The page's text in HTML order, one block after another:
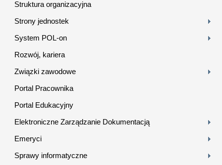
Struktura organizacyjna
Strony jednostek
System POL-on
Rozwój, kariera
Związki zawodowe
Portal Pracownika
Portal Edukacyjny
Elektroniczne Zarządzanie Dokumentacją
Emeryci
Sprawy informatyczne